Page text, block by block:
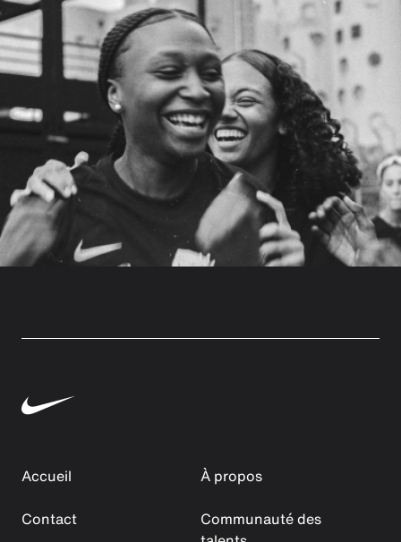
Accueil
À propos
Contact
Communauté des